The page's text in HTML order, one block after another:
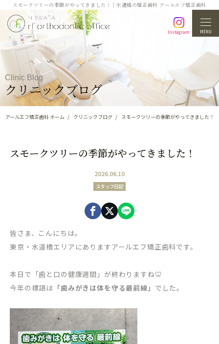
スモークツリーの季節がやってきました！｜水道橋の矯正歯科 アールエフ矯正歯科
Instagram MENU
Clinic Blog
クリニックブログ
アールエフ矯正歯科 ホーム クリニックブログ スモークツリーの季節がやってきました！
スモークツリーの季節がやってきました！
2026.06.10
スタッフ日記
皆さま、こんにちは。
東京・水道橋エリアにありますアールエフ矯正歯科です。
本日で「歯と口の健康週間」が終わりますね🦷
今年の標語は 「歯みがきは体を守る最前線」 でした。